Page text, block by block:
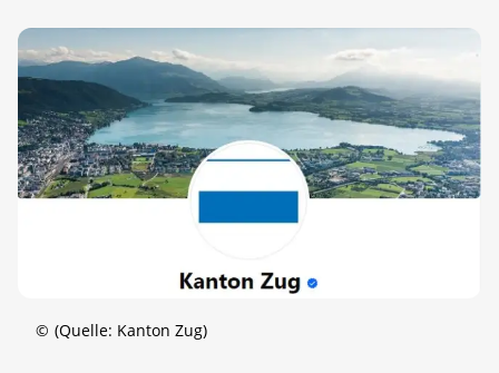
© (Quelle: Kanton Zug)